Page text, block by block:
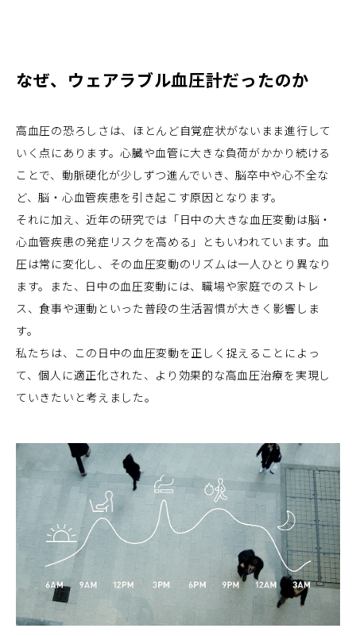
なぜ、ウェアラブル血圧計だったのか
高血圧の恐ろしさは、ほとんど自覚症状がないまま進行して
いく点にあります。心臓や血管に大きな負荷がかかり続ける
ことで、動脈硬化が少しずつ進んでいき、脳卒中や心不全な
ど、脳・心血管疾患を引き起こす原因となります。
それに加え、近年の研究では「日中の大きな血圧変動は脳・
心血管疾患の発症リスクを高める」ともいわれています。血
圧は常に変化し、その血圧変動のリズムは一人ひとり異なり
ます。また、日中の血圧変動には、職場や家庭でのストレ
ス、食事や運動といった普段の生活習慣が大きく影響しま
す。
私たちは、この日中の血圧変動を正しく捉えることによっ
て、個人に適正化された、より効果的な高血圧治療を実現し
ていきたいと考えました。